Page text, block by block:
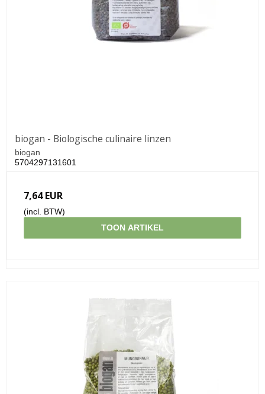
biogan - Biologische culinaire linzen
biogan
5704297131601
7,64 EUR
(incl. BTW)
TOON ARTIKEL